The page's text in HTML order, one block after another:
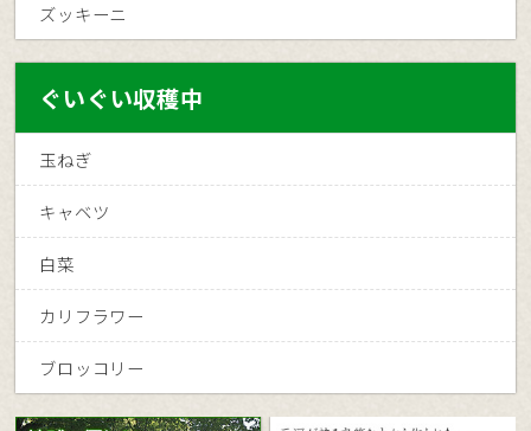
ズッキーニ
ぐいぐい収穫中
玉ねぎ
キャベツ
白菜
カリフラワー
ブロッコリー